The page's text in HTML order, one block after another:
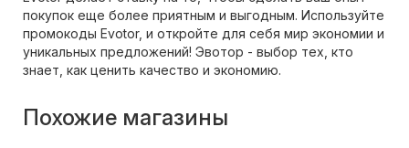
покупок еще более приятным и выгодным. Используйте
промокоды Evotor, и откройте для себя мир экономии и
уникальных предложений! Эвотор - выбор тех, кто
знает, как ценить качество и экономию.
Похожие магазины